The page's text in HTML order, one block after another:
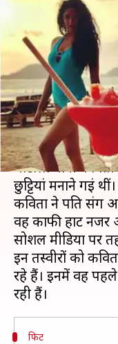
FIR की
अवतार
देखें तस्वीेरें
लेखन स्वाति पाण्डेय Apr 13,
क्या है खबर?
टीवी शो
चौटाला यानी
छुट्टियां मनाने गईं थीं।
कविता ने पति संग
वह काफी हाट नजर
सोशल मीडिया पर
इन तस्वीरों को
रहे हैं। इनमें वह
फिट